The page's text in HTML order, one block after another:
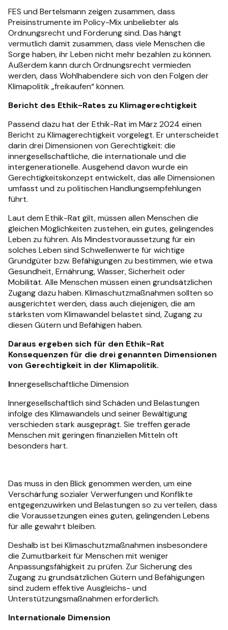
FES und Bertelsmann zeigen zusammen, dass
Preisinstrumente im Policy-Mix unbeliebter als
Ordnungsrecht und Förderung sind. Das hängt
vermutlich damit zusammen, dass viele Menschen die
Sorge haben, ihr Leben nicht mehr bezahlen zu können.
Außerdem kann durch Ordnungsrecht vermieden
werden, dass Wohlhabendere sich von den Folgen der
Klimapolitik „freikaufen“ können.
Bericht des Ethik-Rates zu Klimagerechtigkeit
Passend dazu hat der Ethik-Rat im März 2024 einen
Bericht zu Klimagerechtigkeit vorgelegt. Er unterscheidet
darin drei Dimensionen von Gerechtigkeit: die
innergesellschaftliche, die internationale und die
intergenerationelle. Ausgehend davon wurde ein
Gerechtigkeitskonzept entwickelt, das alle Dimensionen
umfasst und zu politischen Handlungsempfehlungen
führt.
Laut dem Ethik-Rat gilt, müssen allen Menschen die
gleichen Möglichkeiten zustehen, ein gutes, gelingendes
Leben zu führen. Als Mindestvoraussetzung für ein
solches Leben sind Schwellenwerte für wichtige
Grundgüter bzw. Befähigungen zu bestimmen, wie etwa
Gesundheit, Ernährung, Wasser, Sicherheit oder
Mobilität. Alle Menschen müssen einen grundsätzlichen
Zugang dazu haben. Klimaschutzmaßnahmen sollten so
ausgerichtet werden, dass auch diejenigen, die am
stärksten vom Klimawandel belastet sind, Zugang zu
diesen Gütern und Befähigen haben.
Daraus ergeben sich für den Ethik-Rat
Konsequenzen für die drei genannten Dimensionen
von Gerechtigkeit in der Klimapolitik.
Innergesellschaftliche Dimension
Innergesellschaftlich sind Schäden und Belastungen
infolge des Klimawandels und seiner Bewältigung
verschieden stark ausgeprägt. Sie treffen gerade
Menschen mit geringen finanziellen Mitteln oft
besonders hart.
Das muss in den Blick genommen werden, um eine
Verschärfung sozialer Verwerfungen und Konflikte
entgegenzuwirken und Belastungen so zu verteilen, dass
die Voraussetzungen eines guten, gelingenden Lebens
für alle gewahrt bleiben.
Deshalb ist bei Klimaschutzmaßnahmen insbesondere
die Zumutbarkeit für Menschen mit weniger
Anpassungsfähigkeit zu prüfen. Zur Sicherung des
Zugang zu grundsätzlichen Gütern und Befähigungen
sind zudem effektive Ausgleichs- und
Unterstützungsmaßnahmen erforderlich.
Internationale Dimension